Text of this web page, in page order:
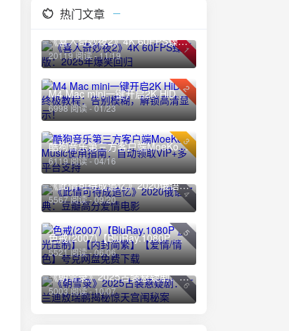
热门文章
1
《喜人奇妙夜2》4K 60FPS臻彩版：2025年爆笑回归
20119 阅读 - 11/19
2
M4 Mac mini一键开启2K HiDPI终极教程：告别模糊，解锁高清显示！
6998 阅读 - 01/23
3
酷狗音乐第三方客户端MoeKoe Music使用指南：自动领取VIP+多平台支持
6119 阅读 - 04/16
4
《此情可待成追忆》2020俄语经典：豆瓣高分爱情电影
5567 阅读 - 09/20
5
色戒(2007)【BluRay.1080P 蓝光压制】【内封简繁】【爱情/情色】夸克网盘免费下载
5521 阅读 - 06/06
6
《朝雪录》2025古装悬疑剧：李兰迪敖瑞鹏揭秘惊天宫闱秘案
5003 阅读 - 10/07